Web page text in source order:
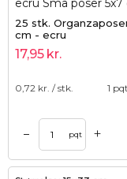
25 stk.
cm - ecru
17,95 kr.
0,72 kr. / stk. 1
– pqt +